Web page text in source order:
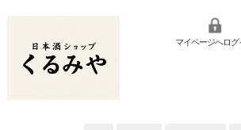
マイページへログ